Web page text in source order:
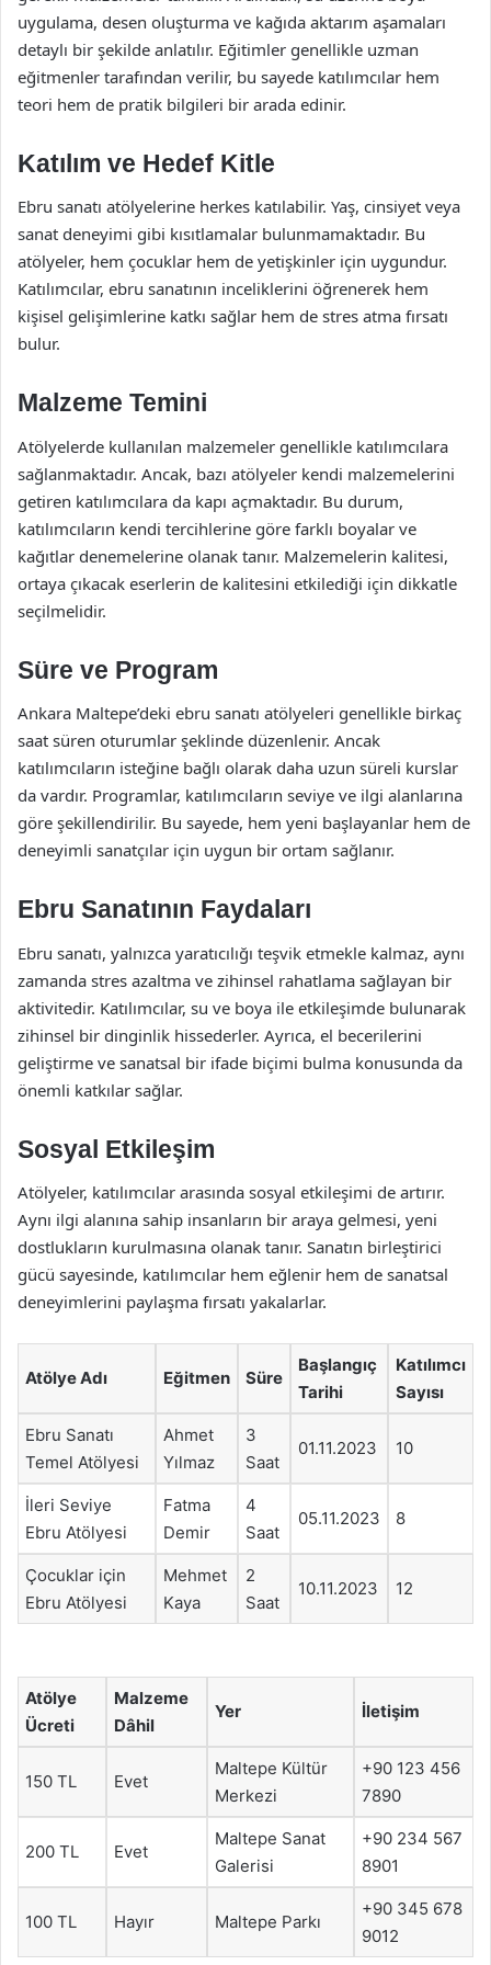
uygulama, desen oluşturma ve kağıda aktarım aşamaları
detaylı bir şekilde anlatılır. Eğitimler genellikle uzman
eğitmenler tarafından verilir, bu sayede katılımcılar hem
teori hem de pratik bilgileri bir arada edinir.
Katılım ve Hedef Kitle
Ebru sanatı atölyelerine herkes katılabilir. Yaş, cinsiyet veya
sanat deneyimi gibi kısıtlamalar bulunmamaktadır. Bu
atölyeler, hem çocuklar hem de yetişkinler için uygundur.
Katılımcılar, ebru sanatının inceliklerini öğrenerek hem
kişisel gelişimlerine katkı sağlar hem de stres atma fırsatı
bulur.
Malzeme Temini
Atölyelerde kullanılan malzemeler genellikle katılımcılara
sağlanmaktadır. Ancak, bazı atölyeler kendi malzemelerini
getiren katılımcılara da kapı açmaktadır. Bu durum,
katılımcıların kendi tercihlerine göre farklı boyalar ve
kağıtlar denemelerine olanak tanır. Malzemelerin kalitesi,
ortaya çıkacak eserlerin de kalitesini etkilediği için dikkatle
seçilmelidir.
Süre ve Program
Ankara Maltepe’deki ebru sanatı atölyeleri genellikle birkaç
saat süren oturumlar şeklinde düzenlenir. Ancak
katılımcıların isteğine bağlı olarak daha uzun süreli kurslar
da vardır. Programlar, katılımcıların seviye ve ilgi alanlarına
göre şekillendirilir. Bu sayede, hem yeni başlayanlar hem de
deneyimli sanatçılar için uygun bir ortam sağlanır.
Ebru Sanatının Faydaları
Ebru sanatı, yalnızca yaratıcılığı teşvik etmekle kalmaz, aynı
zamanda stres azaltma ve zihinsel rahatlama sağlayan bir
aktivitedir. Katılımcılar, su ve boya ile etkileşimde bulunarak
zihinsel bir dinginlik hissederler. Ayrıca, el becerilerini
geliştirme ve sanatsal bir ifade biçimi bulma konusunda da
önemli katkılar sağlar.
Sosyal Etkileşim
Atölyeler, katılımcılar arasında sosyal etkileşimi de artırır.
Aynı ilgi alanına sahip insanların bir araya gelmesi, yeni
dostlukların kurulmasına olanak tanır. Sanatın birleştirici
gücü sayesinde, katılımcılar hem eğlenir hem de sanatsal
deneyimlerini paylaşma fırsatı yakalarlar.
Atölye Adı Eğitmen Süre
Başlangıç
Tarihi
Katılımcı
Sayısı
Ebru Sanatı
Temel Atölyesi
Ahmet
Yılmaz
3
Saat
01.11.2023 10
İleri Seviye
Ebru Atölyesi
Fatma
Demir
4
Saat
05.11.2023 8
Çocuklar için
Ebru Atölyesi
Mehmet
Kaya
2
Saat
10.11.2023 12
Atölye
Ücreti
Malzeme
Dâhil
Yer İletişim
150 TL Evet
Maltepe Kültür
Merkezi
+90 123 456
7890
200 TL Evet
Maltepe Sanat
Galerisi
+90 234 567
8901
100 TL Hayır Maltepe Parkı
+90 345 678
9012